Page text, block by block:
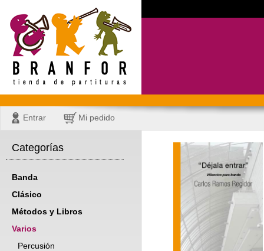
Entrar Mi pedido
Categorías
Banda
Clásico
Métodos y Libros
Varios
Percusión